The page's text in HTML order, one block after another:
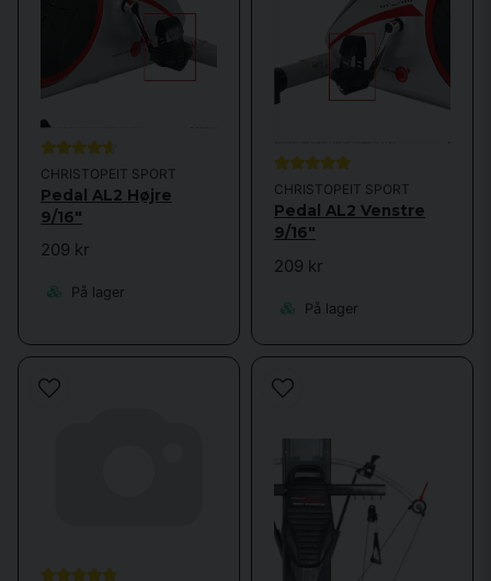
CHRISTOPEIT SPORT
Pedal AL2 Højre
9/16"
209 kr
På lager
CHRISTOPEIT SPORT
Pedal AL2 Venstre
9/16"
209 kr
På lager